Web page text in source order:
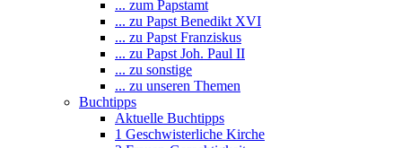
... zum Papstamt
... zu Papst Benedikt XVI
... zu Papst Franziskus
... zu Papst Joh. Paul II
... zu sonstige
... zu unseren Themen
Buchtipps
Aktuelle Buchtipps
1 Geschwisterliche Kirche